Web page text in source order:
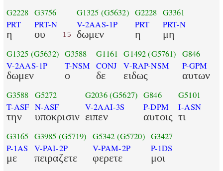
G2228
PRT
η
G3756
PRT-N
ου 15
G1325 (G5632)
V-2AAS-1P
δωμεν
G2228
PRT
η
G3361
PRT-N
μη
G1325 (G5632)
V-2AAS-1P
δωμεν
G3588
T-NSM
ο
G1161
CONJ
δε
G1492 (G5761)
V-RAP-NSM
ειδως
G846
P-GPM
αυτων
G3588
T-ASF
την
G5272
N-ASF
υποκρισιν
G2036(G5627)
V-2AAI-3S
ειπεν
G846
P-DPM
αυτοις
G5101
I-ASN
τι
G3165
P-1AS
με
G3985 (G5719)
V-PAI-2P
πειραζετε
G5342 (G5720)
V-PAM-2P
φερετε
G3427
P-1DS
μοι